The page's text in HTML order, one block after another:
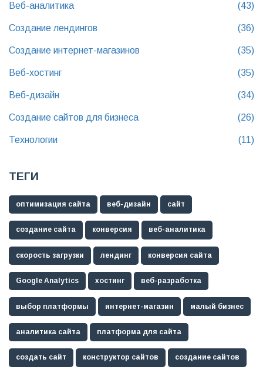
Веб-аналитика (43)
Создание лендингов (36)
Создание интернет-магазинов (35)
Веб-хостинг (35)
Веб-дизайн (34)
Создание сайтов для бизнеса (26)
Технологии (11)
ТЕГИ
оптимизация сайта веб-дизайн сайт
создание сайта конверсия веб-аналитика
скорость загрузки лендинг конверсия сайта
Google Analytics хостинг веб-разработка
выбор платформы интернет-магазин малый бизнес
аналитика сайта платформа для сайта
создать сайт конструктор сайтов создание сайтов